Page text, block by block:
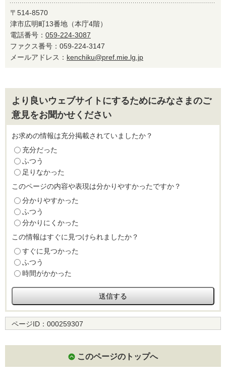
〒514-8570
津市広明町13番地（本庁4階）
電話番号： 059-224-3087
ファクス番号：059-224-3147
メールアドレス： kenchiku@pref.mie.lg.jp
より良いウェブサイトにするためにみなさまのご
意見をお聞かせください
お求めの情報は充分掲載されていましたか？
充分だった
ふつう
足りなかった
このページの内容や表現は分かりやすかったですか？
分かりやすかった
ふつう
分かりにくかった
この情報はすぐに見つけられましたか？
すぐに見つかった
ふつう
時間がかかった
ページID： 000259307
このページのトップへ